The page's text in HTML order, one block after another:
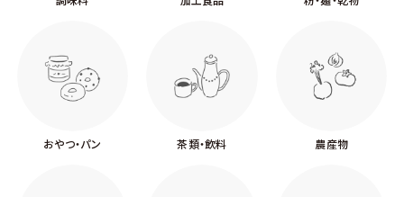
おやつ・パン 茶類・飲料 農産物